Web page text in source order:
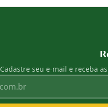
Cadastre seu e-mail e receba